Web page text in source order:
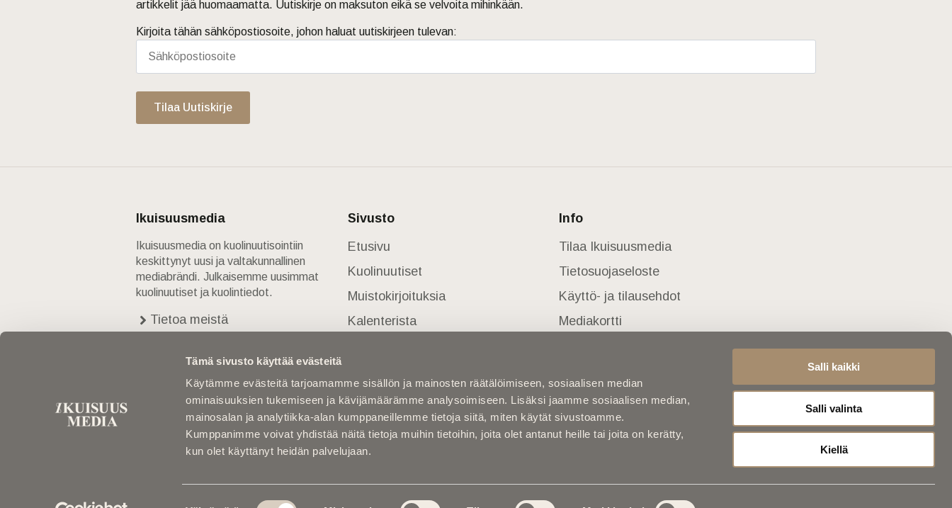
Tämä sivusto käyttää evästeitä
Käytämme evästeitä tarjoamamme sisällön ja mainosten räätälöimiseen, sosiaalisen median
ominaisuuksien tukemiseen ja kävijämäärämme analysoimiseen. Lisäksi jaamme sosiaalisen median,
mainosalan ja analytiikka-alan kumppaneillemme tietoja siitä, miten käytät sivustoamme.
Kumppanimme voivat yhdistää näitä tietoja muihin tietoihin, joita olet antanut heille tai joita on kerätty,
kun olet käyttänyt heidän palvelujaan.
Salli kaikki
Salli valinta
Kiellä
artikkelit jää huomaamatta. Uutiskirje on maksuton eikä se velvoita mihinkään.
Kirjoita tähän sähköpostiosoite, johon haluat uutiskirjeen tulevan:
Tilaa Uutiskirje
Ikuisuusmedia
Ikuisuusmedia on kuolinuutisointiin
keskittynyt uusi ja valtakunnallinen
mediabrändi. Julkaisemme uusimmat
kuolinuutiset ja kuolintiedot.
Tietoa meistä
Yhteystiedot
Sivusto
Etusivu
Kuolinuutiset
Muistokirjoituksia
Kalenterista
Kuolleita
Info
Tilaa Ikuisuusmedia
Tietosuojaseloste
Käyttö- ja tilausehdot
Mediakortti